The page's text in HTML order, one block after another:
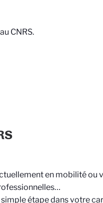
CNRS.
en mobilité ou
étape dans votre